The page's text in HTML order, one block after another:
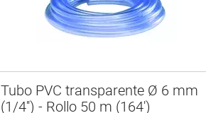
Tubo PVC transparente Ø 6 mm
(1/4'') - Rollo 50 m (164')